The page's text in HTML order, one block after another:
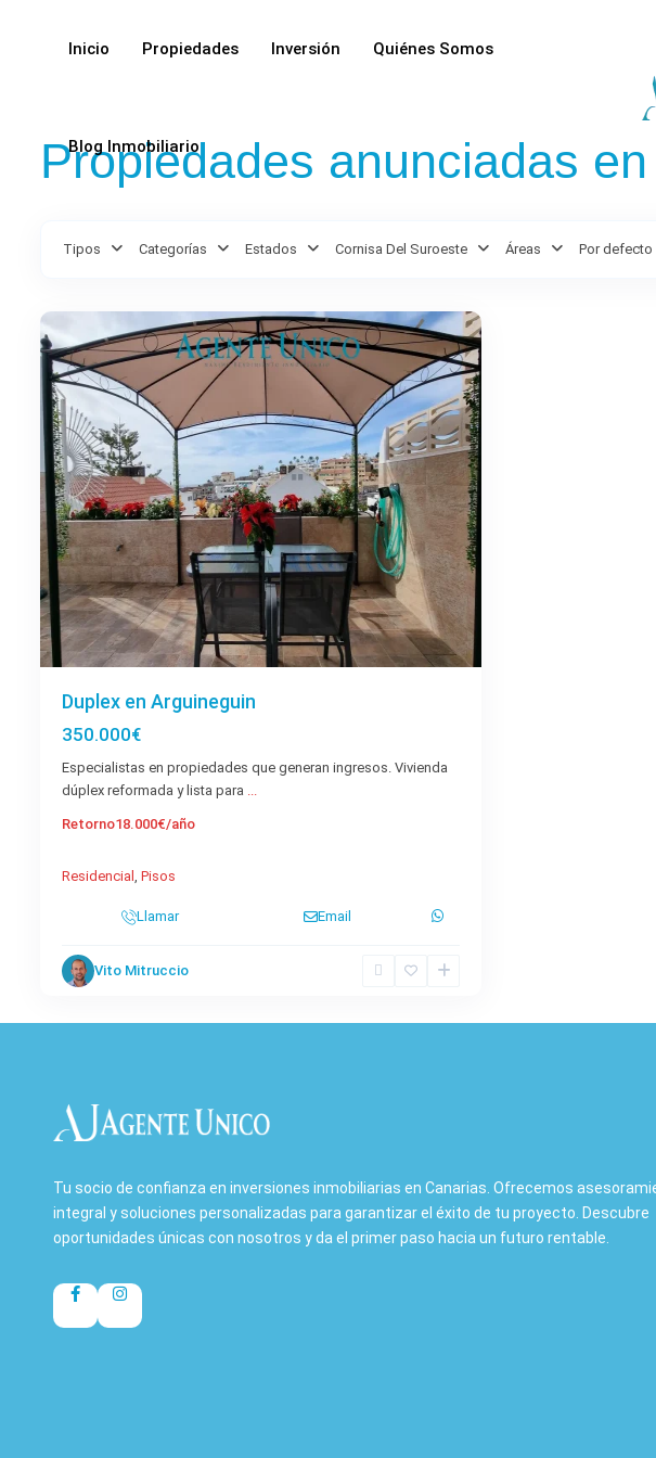
Inicio Propiedades Inversión Quiénes Somos
Blog Inmobiliario
Propiedades anunciadas
Tipos Categorías Estados Cornisa Del Suroeste Áreas Por defecto
Cornisa
Duplex en Arguineguin
350.000€
Especialistas en propiedades que generan ingresos. Vivienda
dúplex reformada y lista para ...
Retorno18.000€/año
Residencial , Pisos
Llamar Email
Vito Mitruccio
Tu socio de confianza en inversiones inmobiliarias en Canarias. Ofrecemos
integral y soluciones personalizadas para garantizar el éxito de tu proyecto. Descubre
oportunidades únicas con nosotros y da el primer paso hacia un futuro rentable.